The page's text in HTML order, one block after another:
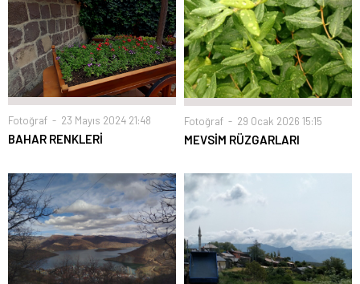
Fotoğraf 23 Mayıs 2024 21:48
BAHAR RENKLERİ
Fotoğraf 29 Ocak 2026 15:15
MEVSİM RÜZGARLARI